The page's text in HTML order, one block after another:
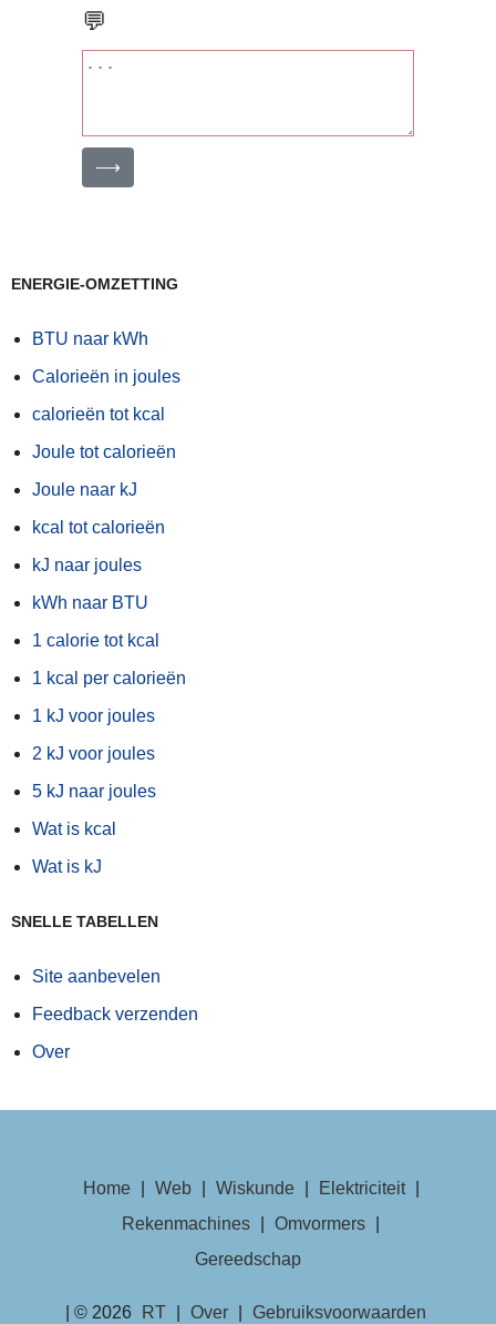
💬
⟶
ENERGIE-OMZETTING
BTU naar kWh
Calorieën in joules
calorieën tot kcal
Joule tot calorieën
Joule naar kJ
kcal tot calorieën
kJ naar joules
kWh naar BTU
1 calorie tot kcal
1 kcal per calorieën
1 kJ voor joules
2 kJ voor joules
5 kJ naar joules
Wat is kcal
Wat is kJ
SNELLE TABELLEN
Site aanbevelen
Feedback verzenden
Over
Home Web Wiskunde Elektriciteit
Rekenmachines
Omvormers
Gereedschap
| © 2026 RT Over Gebruiksvoorwaarden